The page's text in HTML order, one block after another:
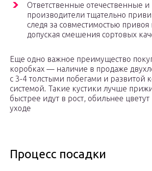
Ответственные отечественные
производители тщательно
следя за совместимостью привоя
допуская смешения сортовых
Еще одно важное преимущество
коробках — наличие в продаже
с 3-4 толстыми побегами и развитой
системой. Такие кустики лучше
быстрее идут в рост, обильнее
уходе
Процесс посадки